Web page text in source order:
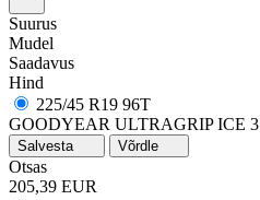
Suurus
Mudel
Saadavus
Hind
225/45 R19 96T
GOODYEAR ULTRAGRIP ICE 3
Salvesta Võrdle
Otsas
205,39 EUR